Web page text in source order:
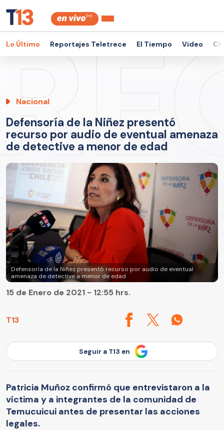
Lo Último Reportajes Teletrece El Tiempo Video
Nacional
Defensoría de la Niñez presentó
recurso por audio de eventual amenaza
de detective a menor de edad
Defensoría de la Niñez presentó recurso por audio de eventual
amenaza de detective a menor de edad
T13
15 de Enero de 2021 - 12:55 hrs.
Seguir a T13 en
Patricia Muñoz confirmó que entrevistaron a la
víctima y a integrantes de la comunidad de
Temucuicui antes de presentar las acciones
legales.